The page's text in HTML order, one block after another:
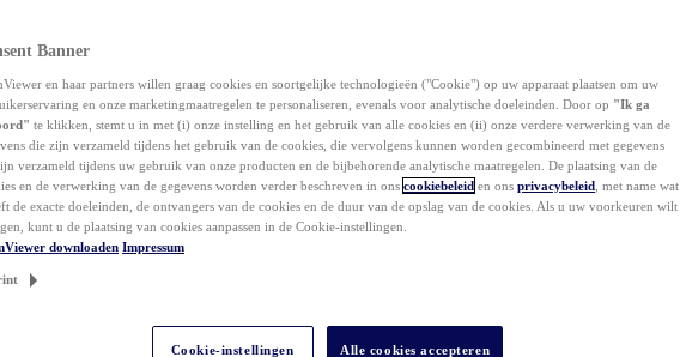
Banner
en haar partners willen graag cookies en soortgelijke technologieën ("Cookie") op uw apparaat plaatsen om uw
en onze marketingmaatregelen te personaliseren, evenals voor analytische doeleinden. Door op "Ik ga
te klikken, stemt u in met (i) onze instelling en het gebruik van alle cookies en (ii) onze verdere verwerking van de
die zijn verzameld tijdens het gebruik van de cookies, die vervolgens kunnen worden gecombineerd met gegevens
verzameld tijdens uw gebruik van onze producten en de bijbehorende analytische maatregelen. De plaatsing van de
en de verwerking van de gegevens worden verder beschreven in ons cookiebeleid en ons privacybeleid , met name wat
de exacte doeleinden, de ontvangers van de cookies en de duur van de opslag van de cookies. Als u uw voorkeuren wilt
kunt u de plaatsing van cookies aanpassen in de Cookie-instellingen.
downloaden Impressum
Cookie-instellingen Alle cookies accepteren